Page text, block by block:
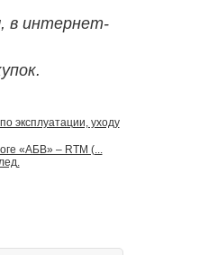
в интернет-
эксплуатации, уходу
«АБВ» – RTM (...